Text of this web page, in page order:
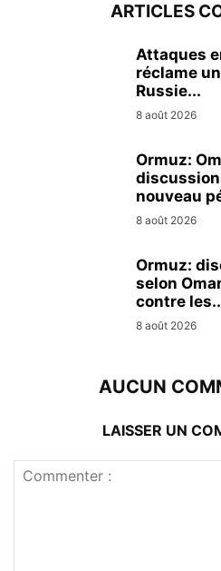
ARTICLES
Attaques
réclame
Russie...
8 août 2026
Ormuz:
nouveau
8 août 2026
Ormuz:
selon
contre
8 août 2026
AUCUN
LAISSER UN